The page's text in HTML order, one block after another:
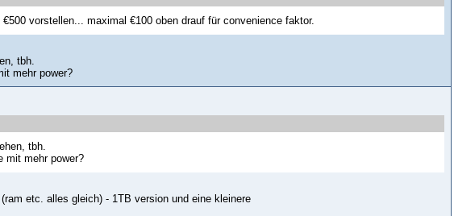
vorstellen... maximal €100 oben drauf für convenience faktor.
tbh.
mehr power?
tbh.
mit mehr power?
etc. alles gleich) - 1TB version und eine kleinere